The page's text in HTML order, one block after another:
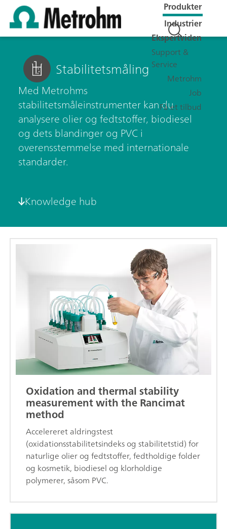
Produkter
Industrier
Ekspertviden
Support &
Service
Metrohm
Job
Få et tilbud
Stabilitetsmåling
Med Metrohms
stabilitetsmåleinstrumenter kan du
analysere ​​olier og fedtstoffer, biodiesel
og dets blandinger og PVC i
overensstemmelse med internationale
standarder.
Knowledge hub
Oxidation and thermal stability
measurement with the Rancimat
method
Accelereret aldringstest
(oxidationsstabilitetsindeks og stabilitetstid) for
naturlige olier og fedtstoffer, fedtholdige folder
og kosmetik, biodiesel og klorholdige
polymerer, såsom PVC.